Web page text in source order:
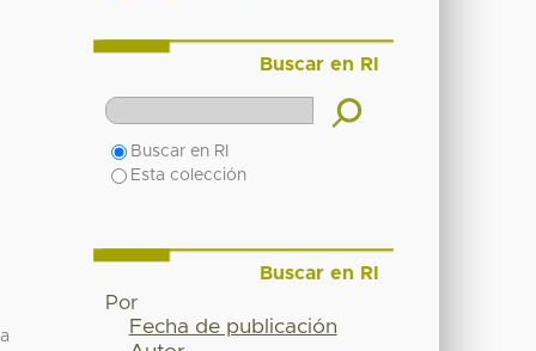
Buscar en RI
Buscar en RI
Esta colección
Buscar en RI
Por
Fecha de publicación